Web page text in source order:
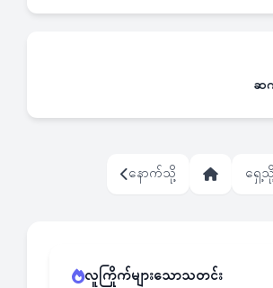
ဆ
နောက်သို့ ရှေ့သို့
လူကြိုက်များသောသတင်း